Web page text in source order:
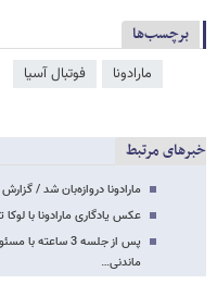
برچسب‌ها
مارادونا فوتبال آسیا
خبرهای مرتبط
مارادونا دروازه‌بان شد /
عکس یادگاری مارادونا با لوکا
پس از جلسه 3
ماندنی…